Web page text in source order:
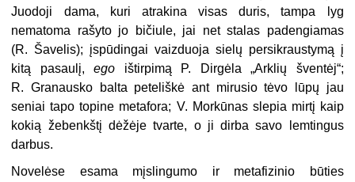
Juodoji dama, kuri atrakina visas duris, tampa lyg
nematoma rašyto jo bičiule, jai net stalas padengiamas
(R. Šavelis); įspūdingai vaizduoja sielų persikraustymą į
kitą pasaulį,ego ištirpimą P. Dirgėla „Arklių šventėj“;
R. Granausko balta peteliškė ant mirusio tėvo lūpų jau
seniai tapo topine metafora; V. Morkūnas slepia mirtį kaip
kokią žebenkštį dėžėje tvarte, o ji dirba savo lemtingus
darbus.
Novelėse esama mįslingumo ir metafizinio būties